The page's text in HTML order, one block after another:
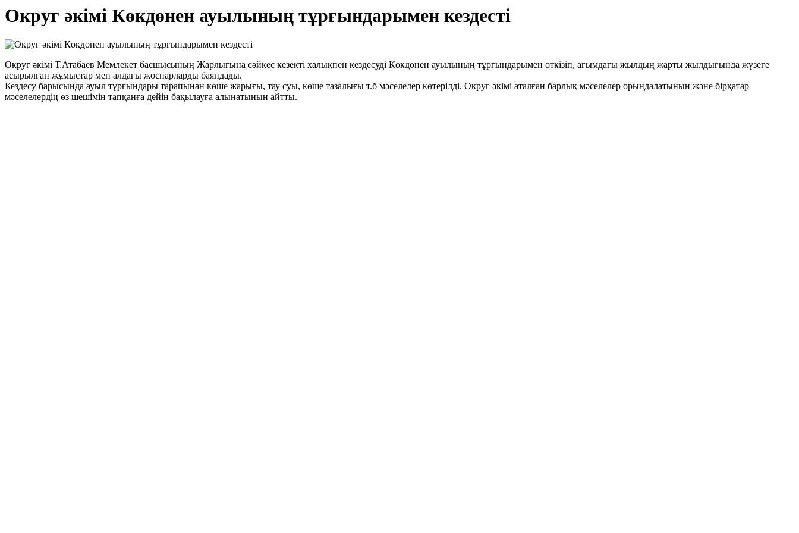
Округ әкімі Көкдөнен ауылының тұрғындарымен кездесті
Округ әкімі Т.Атабаев Мемлекет басшысының Жарлығына сәйкес кезекті халықпен кездесуді Көкдөнен ауылының тұрғындарымен өткізіп, ағымдағы жылдың жарты жылдығында жүзеге
асырылған жұмыстар мен алдағы жоспарларды баяндады.
Кездесу барысында ауыл тұрғындары тарапынан көше жарығы, тау суы, көше тазалығы т.б мәселелер көтерілді. Округ әкімі аталған барлық мәселелер орындалатынын және бірқатар
мәселелердің өз шешімін тапқанға дейін бақылауға алынатынын айтты.